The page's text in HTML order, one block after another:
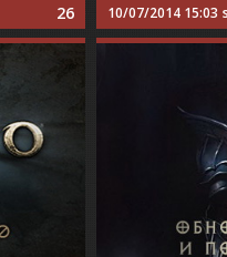
26 10/07/2014 15:03